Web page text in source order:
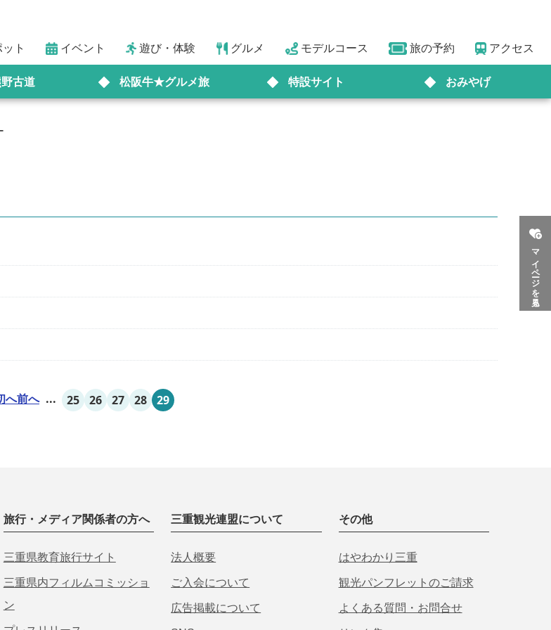
ト イベント 遊び・体験 グルメ モデルコース 旅の予約 アクセス
古道 松阪牛★グルメ旅 特設サイト おみやげ
マイページを見る
へ前へ ... 25 26 27 28 29
旅行・メディア関係者の方へ
三重県教育旅行サイト
三重県内フィルムコミッショ
ン
三重観光連盟について
法人概要
ご入会について
広告掲載について
その他
はやわかり三重
観光パンフレットのご請求
よくある質問・お問合せ